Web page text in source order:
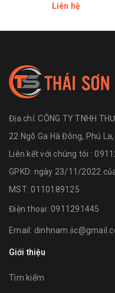
Liên hệ
Địa chỉ:CÔNG TY TNHH
22 Ngõ Ga Hà Đông, Phú
Liên kết với chúng tôi :
GPKD: ngày 23/11/2022
MST: 0110189125
Điện thoại: 0911291445
Email:
Giới thiệu
Tìm kiếm